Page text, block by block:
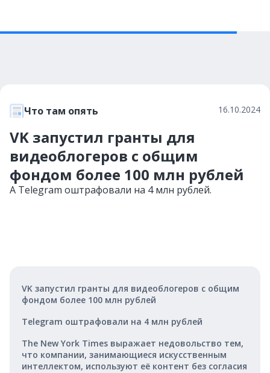
Что там опять 16.10.2024
VK запустил гранты для
видеоблогеров с общим
фондом более 100 млн рублей
А Telegram оштрафовали на 4 млн рублей.
VK запустил гранты для видеоблогеров с общим
фондом более 100 млн рублей
Telegram оштрафовали на 4 млн рублей
The New York Times выражает недовольство тем,
что компании, занимающиеся искусственным
интеллектом, используют её контент без согласия